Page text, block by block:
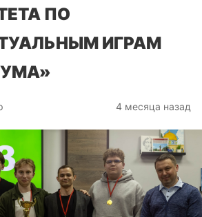
ПО
ИГРАМ
4 месяца назад